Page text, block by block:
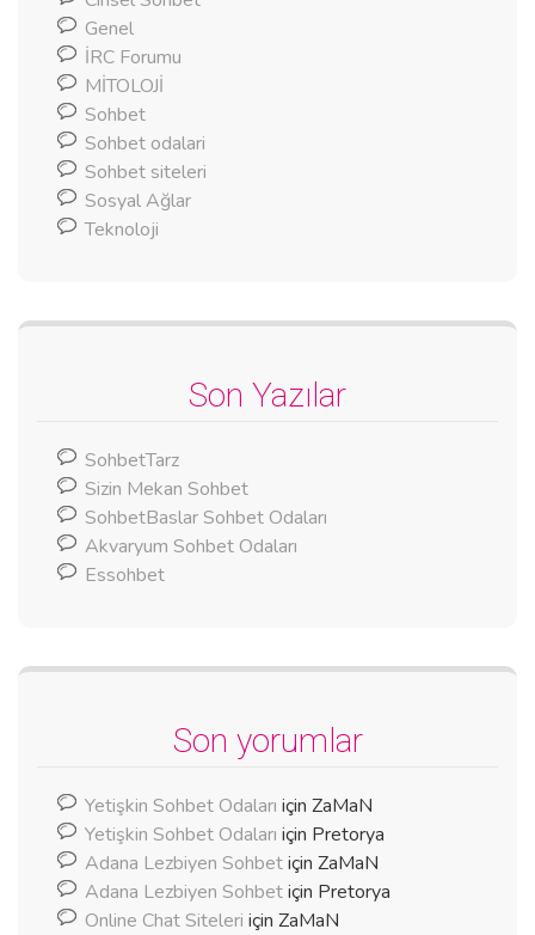
Genel
İRC Forumu
MİTOLOJİ
Sohbet
Sohbet odalari
Sohbet siteleri
Sosyal Ağlar
Teknoloji
Son Yazılar
SohbetTarz
Sizin Mekan Sohbet
SohbetBaslar Sohbet Odaları
Akvaryum Sohbet Odaları
Essohbet
Son yorumlar
Yetişkin Sohbet Odaları için ZaMaN
Yetişkin Sohbet Odaları için Pretorya
Adana Lezbiyen Sohbetiçin ZaMaN
Adana Lezbiyen Sohbetiçin Pretorya
Online Chat Siteleri için ZaMaN